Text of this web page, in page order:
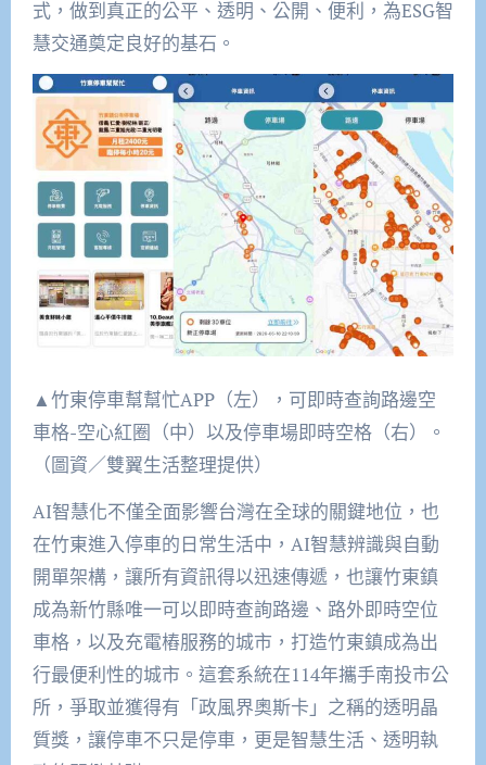
式，做到真正的公平、透明、公開、便利，為ESG智
慧交通奠定良好的基石。
▲竹東停車幫幫忙APP（左），可即時查詢路邊空
車格-空心紅圈（中）以及停車場即時空格（右）。
（圖資／雙翼生活整理提供）
AI智慧化不僅全面影響台灣在全球的關鍵地位，也
在竹東進入停車的日常生活中，AI智慧辨識與自動
開單架構，讓所有資訊得以迅速傳遞，也讓竹東鎮
成為新竹縣唯一可以即時查詢路邊、路外即時空位
車格，以及充電樁服務的城市，打造竹東鎮成為出
行最便利性的城市。這套系統在114年攜手南投市公
所，爭取並獲得有「政風界奧斯卡」之稱的透明晶
質獎，讓停車不只是停車，更是智慧生活、透明執